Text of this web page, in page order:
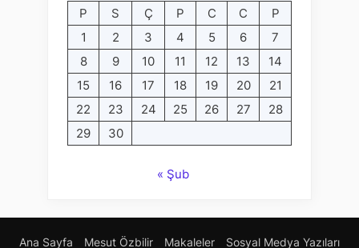
P
S Ç P C C
P
1
2 3 4 5 6
7
8
9 10 11 12 13
14
15
16 17 18 19 20
21
22
23 24 25 26 27
28
29
30
« Şub
Ana Sayfa Mesut Özbilir Makaleler Sosyal Medya Yazıları